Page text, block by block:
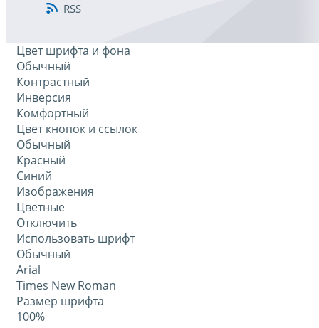
RSS
Цвет шрифта и фона
Обычный
Контрастный
Инверсия
Комфортный
Цвет кнопок и ссылок
Обычный
Красный
Синий
Изображения
Цветные
Отключить
Использовать шрифт
Обычный
Arial
Times New Roman
Размер шрифта
100%